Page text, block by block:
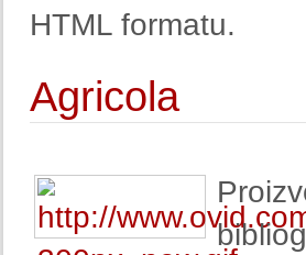
HTML formatu.
Agricola